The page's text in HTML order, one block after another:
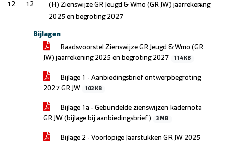
12
(H) Zienswijze GR Jeugd & Wmo (GR JW) jaarrekening
2025 en begroting 2027
Bijlagen
Raadsvoorstel Zienswijze GR Jeugd & Wmo (GR
JW) jaarrekening 2025 en begroting 2027
114 KB
Bijlage 1 - Aanbiedingsbrief ontwerpbegroting
2027 GR JW
102 KB
Bijlage 1a - Gebundelde zienswijzen kadernota
GR JW (bijlage bij aanbiedingsbrief)
3 MB
Bijlage 2 - Voorlopige Jaarstukken GR JW 2025